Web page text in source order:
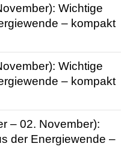
Wichtige
– kompakt
Wichtige
– kompakt
– 02. November):
der Energie­wende –